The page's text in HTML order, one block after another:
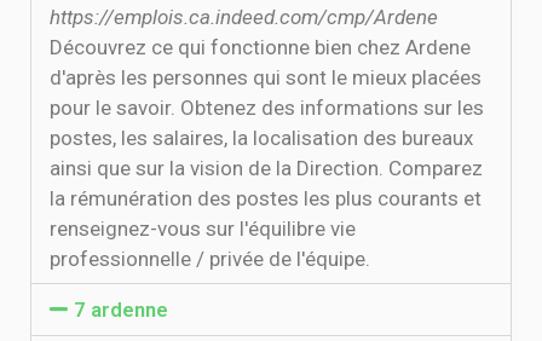
https://emplois.ca.indeed.com/cmp/Ardene
Découvrez ce qui fonctionne bien chez Ardene
d'après les personnes qui sont le mieux placées
pour le savoir. Obtenez des informations sur les
postes, les salaires, la localisation des bureaux
ainsi que sur la vision de la Direction. Comparez
la rémunération des postes les plus courants et
renseignez-vous sur l'équilibre vie
professionnelle / privée de l'équipe.
7 ardenne